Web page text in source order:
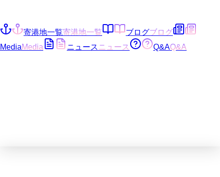
寄港地一覧寄港地一覧 ブログブログ
MediaMedia ニュース ニュース Q&AQ&A